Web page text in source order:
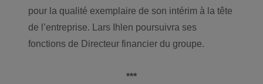
pour la qualité exemplaire de son intérim à la tête
de l’entreprise. Lars Ihlen poursuivra ses
fonctions de Directeur financier du groupe.
***